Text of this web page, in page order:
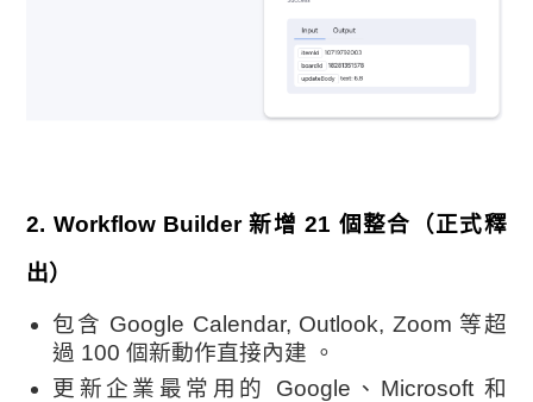
2. Workflow Builder 新增 21 個整合（正式釋
出）
包含 Google Calendar, Outlook, Zoom 等超
過 100 個新動作直接內建 。
更新企業最常用的 Google、Microsoft 和